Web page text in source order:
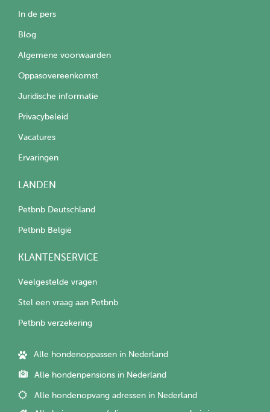
In de pers
Blog
Algemene voorwaarden
Oppasovereenkomst
Juridische informatie
Privacybeleid
Vacatures
Ervaringen
LANDEN
Petbnb Deutschland
Petbnb België
KLANTENSERVICE
Veelgestelde vragen
Stel een vraag aan Petbnb
Petbnb verzekering
Alle hondenoppassen in Nederland
Alle hondenpensions in Nederland
Alle hondenopvang adressen in Nederland